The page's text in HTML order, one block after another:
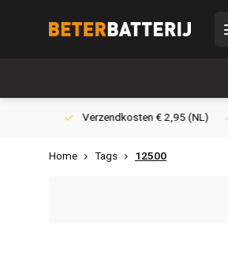
Verzendkosten € 2,95 (NL)
Home Tags 12500